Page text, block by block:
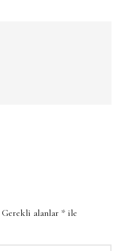
Gerekli alanlar * ile